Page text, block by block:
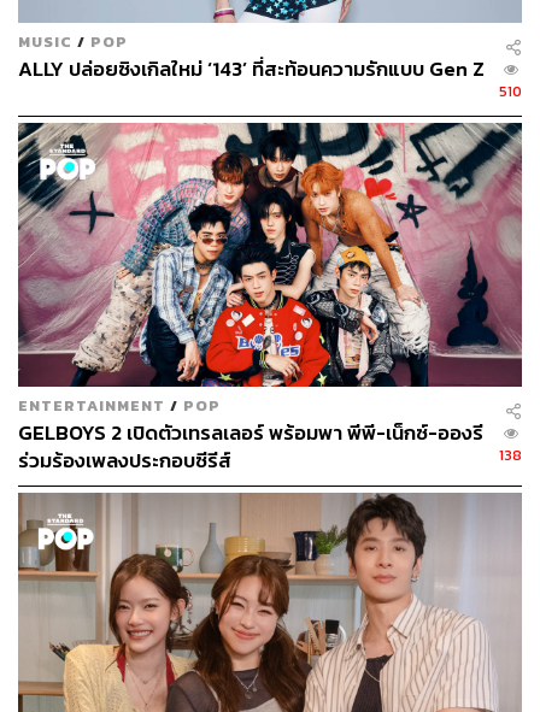
MUSIC / POP
ALLY ปล่อยซิงเกิลใหม่ ‘143’ ที่สะท้อนความรักแบบ Gen Z
510
ENTERTAINMENT / POP
GELBOYS 2 เปิดตัวเทรลเลอร์ พร้อมพา พีพี-เน็กซ์-อองรี
ร่วมร้องเพลงประกอบซีรีส์
138